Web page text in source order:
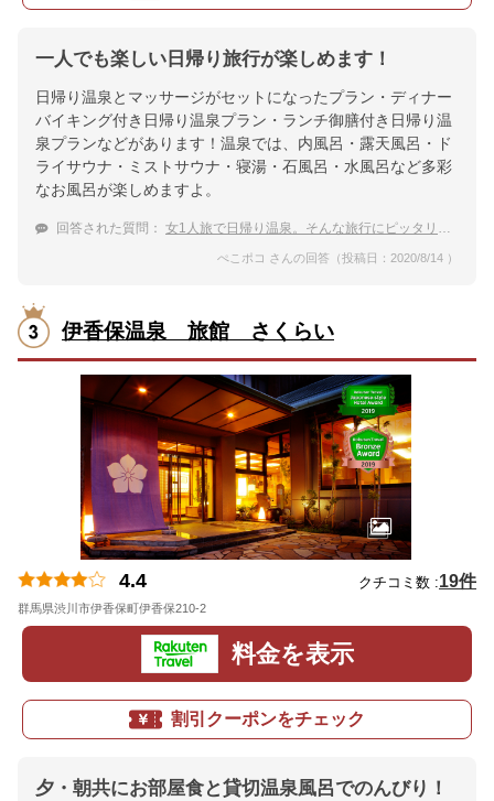
一人でも楽しい日帰り旅行が楽しめます！
日帰り温泉とマッサージがセットになったプラン・ディナー
バイキング付き日帰り温泉プラン・ランチ御膳付き日帰り温
泉プランなどがあります！温泉では、内風呂・露天風呂・ド
ライサウナ・ミストサウナ・寝湯・石風呂・水風呂など多彩
なお風呂が楽しめますよ。
回答された質問： 女1人旅で日帰り温泉。そんな旅行にピッタリの温泉宿、教えてください。
ぺこポコ さんの回答（投稿日：2020/8/14 ）
伊香保温泉 旅館 さくらい
4.4 クチコミ数 :19件
群馬県渋川市伊香保町伊香保210-2
料金を表示
割引クーポンをチェック
夕・朝共にお部屋食と貸切温泉風呂でのんびり！